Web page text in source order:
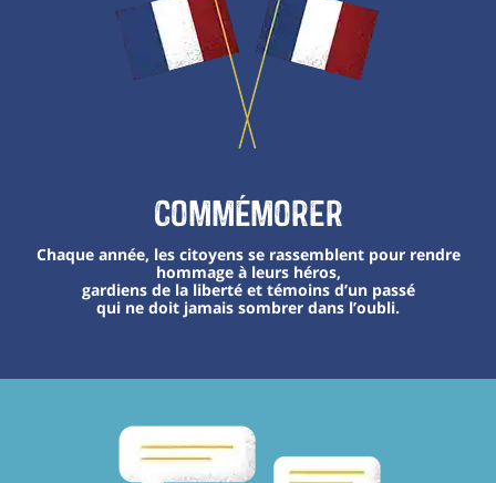
Commémorer
Chaque année, les citoyens se rassemblent pour rendre
hommage à leurs héros,
gardiens de la liberté et témoins d’un passé
qui ne doit jamais sombrer dans l’oubli.